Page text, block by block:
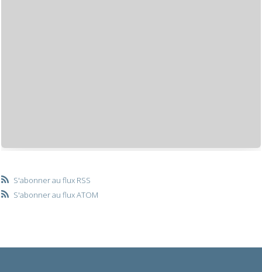
S'abonner au flux RSS
S'abonner au flux ATOM